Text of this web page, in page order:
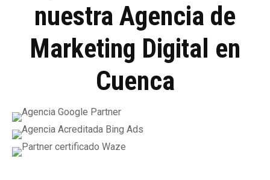
nuestra Agencia de
Marketing Digital en
Cuenca